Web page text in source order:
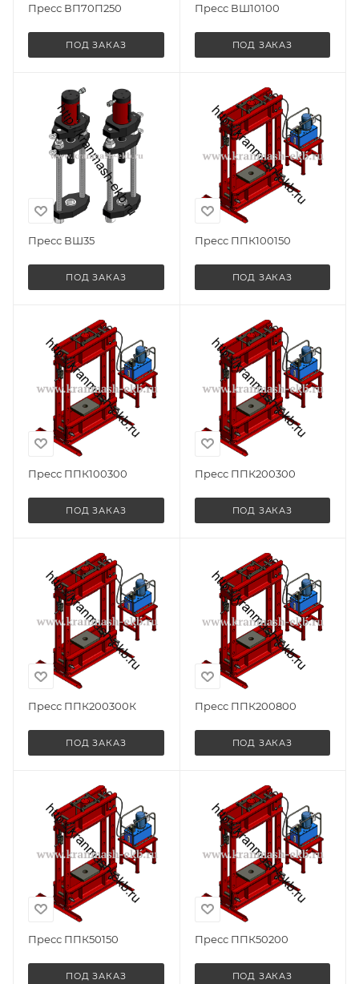
Пресс ВП70П250
ПОД ЗАКАЗ
Пресс ВШ10100
ПОД ЗАКАЗ
Пресс ВШ35
ПОД ЗАКАЗ
Пресс ППК100150
ПОД ЗАКАЗ
Пресс ППК100300
ПОД ЗАКАЗ
Пресс ППК200300
ПОД ЗАКАЗ
Пресс ППК200300К
ПОД ЗАКАЗ
Пресс ППК200800
ПОД ЗАКАЗ
Пресс ППК50150
ПОД ЗАКАЗ
Пресс ППК50200
ПОД ЗАКАЗ